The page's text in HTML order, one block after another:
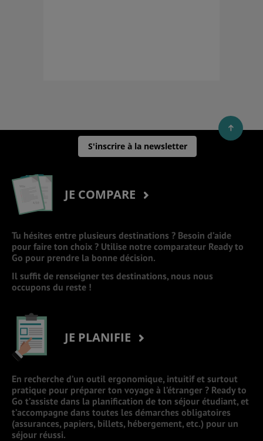
S'inscrire à la newsletter
JE COMPARE
Tu hésites entre plusieurs destinations ? Besoin d’aide
pour faire ton choix ? Utilise notre comparateur Ready to
Go pour prendre la bonne décision.
Il suffit de renseigner tes destinations, nous nous
occupons du reste !
JE PLANIFIE
En recherche d’un outil ergonomique, intuitif et surtout
pratique pour préparer ton voyage à l’étranger ? Ready to
Go t’assiste dans la planification de ton séjour étudiant, et
t’accompagne dans toutes les démarches obligatoires
(assurances, papiers, billets, hébergement, etc.) pour un
séjour réussi.